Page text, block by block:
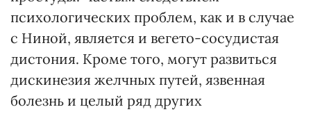
психологических проблем, как и в случае
с Ниной, является и вегето-сосудистая
дистония. Кроме того, могут развиться
дискинезия желчных путей, язвенная
болезнь и целый ряд других